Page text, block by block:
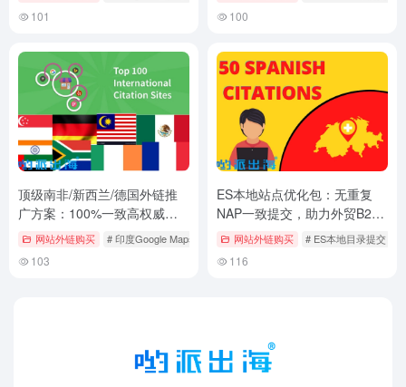
101 100
顶级南非/新西兰/德国外链推
广方案：100%一致高权威外
部链接+报告，专为独立站卖
网站外链购买 # 印度Google Maps排名 # 印度本地外链 # 新加坡SEO服务
103
ES本地站点优化包：无重复
NAP一致提交，助力外贸B2B
网站西班牙区域搜索领先
网站外链购买 # ES本地目录提交
116